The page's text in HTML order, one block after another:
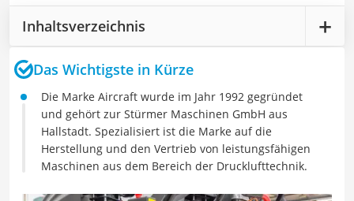
Inhaltsverzeichnis
Das Wichtigste in Kürze
Die Marke Aircraft wurde im Jahr 1992 gegründet
und gehört zur Stürmer Maschinen GmbH aus
Hallstadt. Spezialisiert ist die Marke auf die
Herstellung und den Vertrieb von leistungsfähigen
Maschinen aus dem Bereich der Drucklufttechnik.